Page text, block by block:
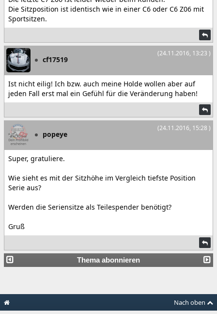
Die Sitzposition ist identisch wie in einer C6 oder C6 Z06 mit
Sportsitzen.
(24.11.2016, 13:23 )
cf17519
Ist nicht eilig! Ich bzw. auch meine Holde wollen aber auf
jeden Fall erst mal ein Gefühl für die Veränderung haben!
(24.11.2016, 15:28 )
popeye
Super, gratuliere.
Wie sieht es mit der Sitzhöhe im Vergleich tiefste Position
Serie aus?
Werden die Seriensitze als Teilespender benötigt?
Gruß
Thema abonnieren
Nach oben